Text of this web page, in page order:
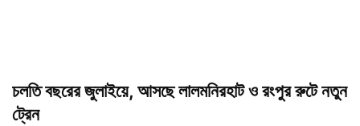
চলতি বছরের জুলাইয়ে, আসছে লালমনিরহাট ও রংপুর রুটে নতুন
ট্রেন